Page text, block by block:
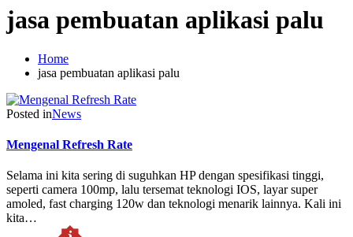
jasa pembuatan aplikasi palu
Home
jasa pembuatan aplikasi palu
Posted inNews
Mengenal Refresh Rate
Selama ini kita sering di suguhkan HP dengan spesifikasi tinggi,
seperti camera 100mp, lalu tersemat teknologi IOS, layar super
amoled, fast charging 120w dan teknologi menarik lainnya. Kali ini
kita…